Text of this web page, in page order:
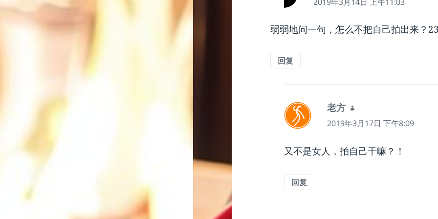
弱弱地问一句，怎么不把自己拍出来？
回复
老方
说
道：
2019年3月17日 下午8:09
又不是女人，拍自己干嘛？！
回复